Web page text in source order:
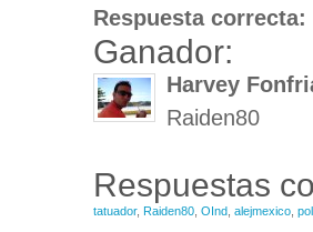
Respuesta correcta:
Ganador:
Harvey
Raiden80
Respuestas
tatuador, Raiden80 OInd alejmexico